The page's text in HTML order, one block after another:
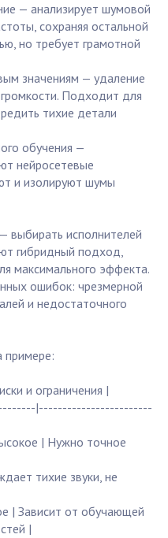
— анализирует шумовой
сохраняя остальной
но требует грамотной
значениям — удаление
Подходит для
тихие детали
обучения —
нейросетевые
и изолируют шумы
выбирать исполнителей
гибридный подход,
максимального эффекта.
ошибок: чрезмерной
и недостаточного
примере:
и ограничения |
|------------------------
| Нужно точное
тихие звуки, не
| Зависит от обучающей
|